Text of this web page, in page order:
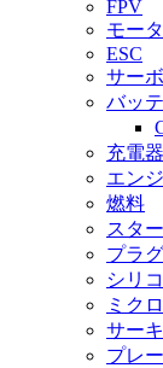
FPV
モー
ESC
サーボ
バッ
充電器
エン
燃料
スタ
プラ
シリ
ミク
サー
プレ